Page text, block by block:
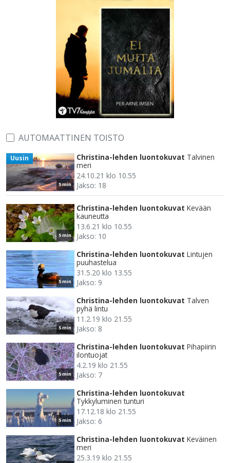
AUTOMAATTINEN TOISTO
5 min
Uusin Christina-lehden luontokuvat Talvinen
meri
24.10.21 klo 10.55
Jakso: 18
5 min
Christina-lehden luontokuvat Kevään
kauneutta
13.6.21 klo 10.55
Jakso: 10
5 min
Christina-lehden luontokuvat Lintujen
puuhastelua
31.5.20 klo 13.55
Jakso: 9
5 min
Christina-lehden luontokuvat Talven
pyhä lintu
11.2.19 klo 21.55
Jakso: 8
5 min
Christina-lehden luontokuvat Pihapiirin
ilontuojat
4.2.19 klo 21.55
Jakso: 7
5 min
Christina-lehden luontokuvat
Tykkyluminen tunturi
17.12.18 klo 21.55
Jakso: 6
Christina-lehden luontokuvat Keväinen
meri
25.3.19 klo 21.55